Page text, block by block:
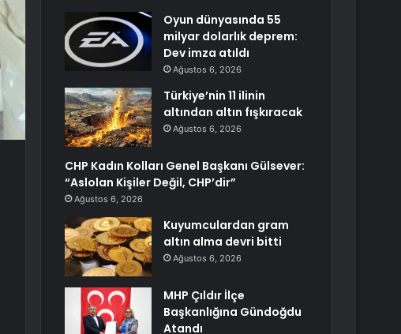
Oyun dünyasında 55
milyar dolarlık deprem:
Dev imza atıldı
Ağustos 6, 2026
Türkiye’nin 11 ilinin
altından altın fışkıracak
Ağustos 6, 2026
CHP Kadın Kolları Genel Başkanı Gülsever:
“Aslolan Kişiler Değil, CHP’dir”
Ağustos 6, 2026
Kuyumculardan gram
altın alma devri bitti
Ağustos 6, 2026
MHP Çıldır İlçe
Başkanlığına Gündoğdu
Atandı